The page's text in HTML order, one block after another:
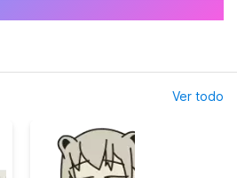
Ver todo